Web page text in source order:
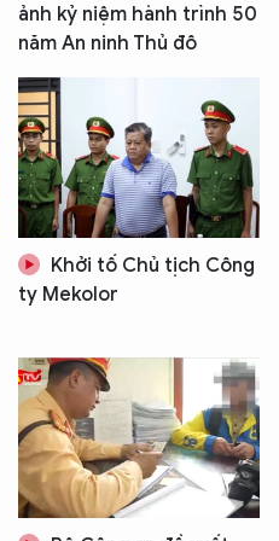
ảnh kỷ niệm hành trình 50
năm An ninh Thủ đô
Khởi tố Chủ tịch Công
ty Mekolor